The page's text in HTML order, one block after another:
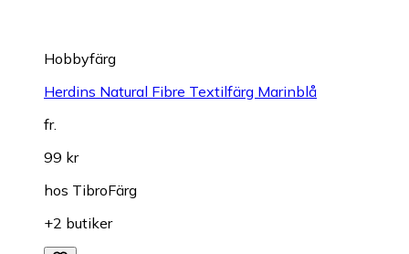
Hobbyfärg
Herdins Natural Fibre Textilfärg Marinblå
fr.
99 kr
hos TibroFärg
+2 butiker